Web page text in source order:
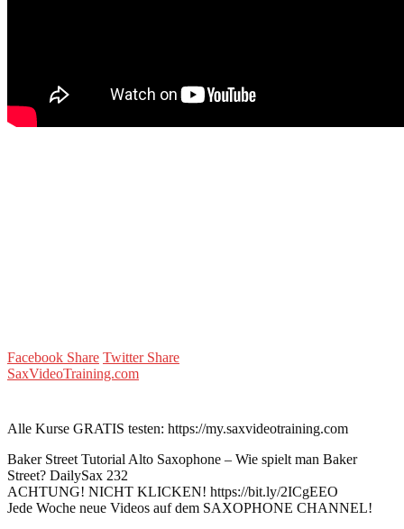
Facebook Share Twitter Share
SaxVideoTraining.com
Alle Kurse GRATIS testen: https://my.saxvideotraining.com
Baker Street Tutorial Alto Saxophone – Wie spielt man Baker
Street? DailySax 232
ACHTUNG! NICHT KLICKEN! https://bit.ly/2ICgEEO
Jede Woche neue Videos auf dem SAXOPHONE CHANNEL!